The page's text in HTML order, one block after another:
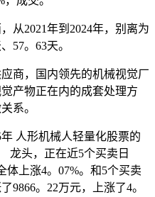
2021年到2024年，别离为
57。63天。
，国内领先的机械视觉厂
产物正在内的成套处理方
系。
人形机械人轻量化股票的
龙头，正在近5个买卖日
体上涨4。07%。和5个买卖
9866。22万元，上涨了4。